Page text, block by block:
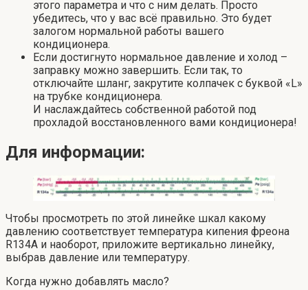
этого параметра и что с ним делать. Просто
убедитесь, что у вас всё правильно. Это будет
залогом нормальной работы вашего
кондиционера.
Если достигнуто нормальное давление и холод –
заправку можно завершить. Если так, то
отключайте шланг, закрутите колпачек с буквой «L»
на трубке кондиционера.
И наслаждайтесь собственной работой под
прохладой восстановленного вами кондиционера!
Для информации:
Чтобы просмотреть по этой линейке шкал какому
давлению соответствует температура кипения фреона
R134A и наоборот, приложите вертикально линейку,
выбрав давление или температуру.
Когда нужно добавлять масло?